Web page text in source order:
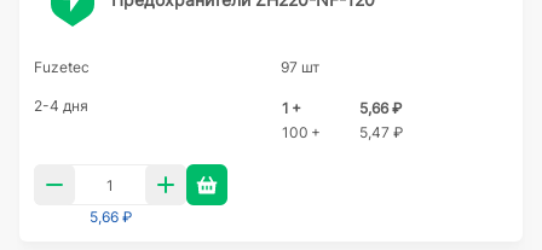
Fuzetec 97 шт
2-4 дня 1 +
5,66 ₽
100 +
5,47 ₽
5,66 ₽